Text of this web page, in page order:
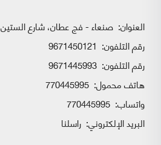
العنوان: صنعاء - فج عطان، شارع الستين
رقم التلفون: 9671450121
رقم التلفون: 9671445993
هاتف محمول: 770445995
واتساب:
البريد الإلكتروني: راسلنا